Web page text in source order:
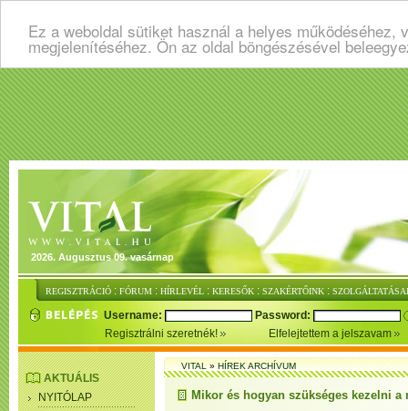
Ez a weboldal sütiket használ a helyes
megjelenítéséhez. Ön az oldal böngészésével
2026. Augusztus 09. vasárnap
REGISZTRÁCIÓ : FÓRUM : HÍRLEVÉL : KERESŐK : SZAKÉRTŐINK :
Username:
Password:
Regisztrálni szeretnék!
Elfelejtettem a jelszavam
AKTUÁLIS
NYITÓLAP
VITAL»HÍREK ARCHÍVUM
Mikor és hogyan szükséges kezelni a